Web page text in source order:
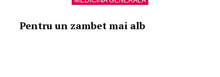
Pentru un zambet mai alb